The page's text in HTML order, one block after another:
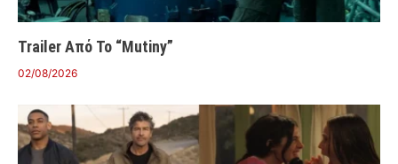
Trailer Από Το “Mutiny”
02/08/2026